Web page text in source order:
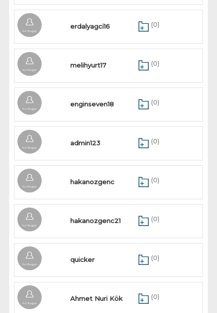
erdalyagci16 (0)
melihyurt17 (0)
enginseven18 (0)
admin123 (0)
hakanozgenc (0)
hakanozgenc21 (0)
quicker (0)
Ahmet Nuri Kök (0)